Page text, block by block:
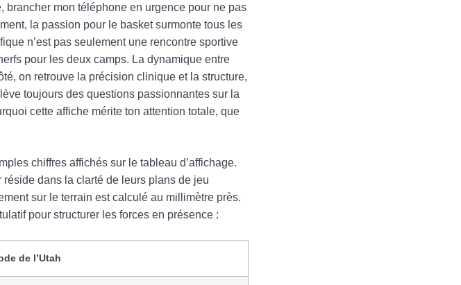
brancher mon téléphone en urgence pour ne pas
la passion pour le basket surmonte tous les
n’est pas seulement une rencontre sportive
pour les deux camps. La dynamique entre
on retrouve la précision clinique et la structure,
toujours des questions passionnantes sur la
cette affiche mérite ton attention totale, que
chiffres affichés sur le tableau d’affichage.
réside dans la clarté de leurs plans de jeu
sur le terrain est calculé au millimètre près.
pour structurer les forces en présence :
de l’Utah